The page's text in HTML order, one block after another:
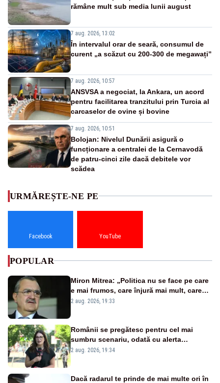
rămâne mult sub media lunii august
7 aug. 2026, 13:02
În intervalul orar de seară, consumul de
curent „a scăzut cu 200-300 de megawați”
7 aug. 2026, 10:57
ANSVSA a negociat, la Ankara, un acord
pentru facilitarea tranzitului prin Turcia al
carcaselor de ovine și bovine
7 aug. 2026, 10:51
Bolojan: Nivelul Dunării asigură o
funcționare a centralei de la Cernavodă
de patru-cinci zile dacă debitele vor
scădea
URMĂREȘTE-NE PE
Facebook YouTube
POPULAR
Miron Mitrea: „Politica nu se face pe care
e mai frumos, care înjură mai mult, care
țipă mai tare, ci pe proiecte”
2 aug. 2026, 19:33
Românii se pregătesc pentru cel mai
sumbru scenariu, odată cu alerta
energetică
2 aug. 2026, 19:34
Dacă radarul te prinde de mai multe ori în